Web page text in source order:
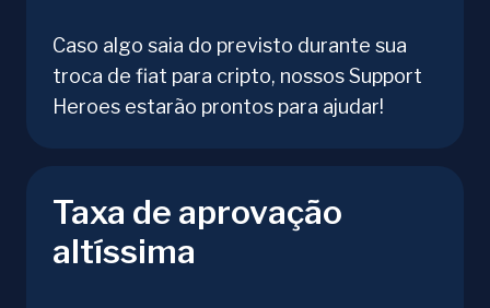
Caso algo saia do previsto durante sua
troca de fiat para cripto, nossos Support
Heroes estarão prontos para ajudar!
Taxa de aprovação
altíssima